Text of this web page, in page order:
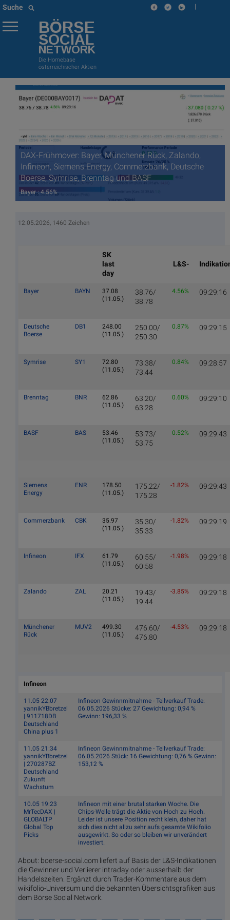
Suche |
BÖRSE
SOCIAL
NETWORK
Die Homebase
österreichischer Aktien
DAX-Frühmover: Bayer, Münchener Rück, Zalando,
Infineon, Siemens Energy, Commerzbank, Deutsche
Boerse, Symrise, Brenntag und BASF
Bayer : 4.56%
12.05.2026, 1460 Zeichen
SK
last
day
L&S-
Bayer BAYN
37.08
(11.05.)
38.76/
38.78
4.56% 09:29:16
Deutsche
Boerse
DB1
248.00
(11.05.)
250.00/
250.30
0.87% 09:29:15
Symrise SY1
72.80
(11.05.)
73.38/
73.44
0.84% 09:28:57
Brenntag BNR
62.86
(11.05.)
63.20/
63.28
0.60% 09:29:10
BASF BAS
53.46
(11.05.)
53.73/
53.75
0.52% 09:29:43
Siemens
Energy
ENR
178.50
(11.05.)
175.22/
175.28
-1.82% 09:29:43
Commerzbank CBK
35.97
(11.05.)
35.30/
35.33
-1.82% 09:29:19
Infineon IFX
61.79
(11.05.)
60.55/
60.58
-1.98% 09:29:18
Zalando ZAL
20.21
(11.05.)
19.43/
19.44
-3.85% 09:29:18
Münchener
Rück
MUV2
499.30
(11.05.)
476.60/
476.80
-4.53% 09:29:18
Infineon
11.05 22:07
yannikYBbretzel
| 911718DB
Deutschland
China plus 1
Infineon Gewinnmitnahme - Teilverkauf Trade:
06.05.2026 Stücke: 27 Gewichtung: 0,94 %
Gewinn: 196,33 %
11.05 21:34
yannikYBbretzel
| 270287BZ
Deutschland
Zukunft
Wachstum
Infineon Gewinnmitnahme - Teilverkauf Trade:
06.05.2026 Stück: 16 Gewichtung: 0,76 % Gewinn:
153,12 %
10.05 19:23
MrTecDAX |
GLOBALTP
Global Top
Picks
Infineon mit einer brutal starken Woche. Die
Chips-Welle trägt die Aktie von Hoch zu Hoch.
Leider ist unsere Position recht klein, daher hat
sich dies nicht allzu sehr aufs gesamte Wikifolio
ausgewirkt. So oder so bleiben wir unverändert
investiert.
About: boerse-social.com liefert auf Basis der L&S-Indikationen
die Gewinner und Verlierer intraday oder ausserhalb der
Handelszeiten. Ergänzt durch Trader-Kommentare aus dem
wikifolio-Universum und die bekannten Übersichtsgrafiken aus
dem Börse Social Network.